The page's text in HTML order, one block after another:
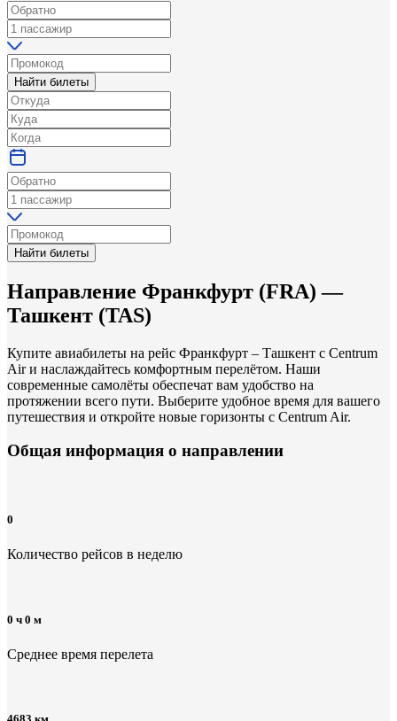
Найти билеты
Найти билеты
Направление Франкфурт (FRA) —
Ташкент (TAS)
Купите авиабилеты на рейс Франкфурт – Ташкент с Centrum
Air и наслаждайтесь комфортным перелётом. Наши
современные самолёты обеспечат вам удобство на
протяжении всего пути. Выберите удобное время для вашего
путешествия и откройте новые горизонты с Centrum Air.
Общая информация о направлении
0
Количество рейсов в неделю
0 ч 0 м
Среднее время перелета